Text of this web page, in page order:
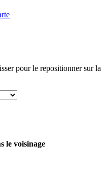
pour le repositionner sur la
le voisinage